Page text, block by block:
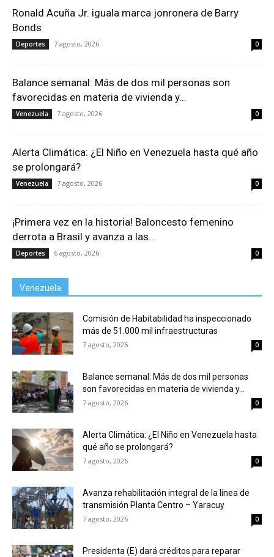
Ronald Acuña Jr. iguala marca jonronera de Barry
Bonds
Deportes 7 agosto, 2026 0
Balance semanal: Más de dos mil personas son
favorecidas en materia de vivienda y...
Venezuela 7 agosto, 2026 0
Alerta Climática: ¿El Niño en Venezuela hasta qué año
se prolongará?
Venezuela 7 agosto, 2026 0
¡Primera vez en la historia! Baloncesto femenino
derrota a Brasil y avanza a las...
Deportes 6 agosto, 2026 0
Venezuela
Comisión de Habitabilidad ha inspeccionado
más de 51.000 mil infraestructuras
7 agosto, 2026 0
Balance semanal: Más de dos mil personas
son favorecidas en materia de vivienda y...
7 agosto, 2026 0
Alerta Climática: ¿El Niño en Venezuela hasta
qué año se prolongará?
7 agosto, 2026 0
Avanza rehabilitación integral de la línea de
transmisión Planta Centro – Yaracuy
7 agosto, 2026 0
Presidenta (E) dará créditos para reparar